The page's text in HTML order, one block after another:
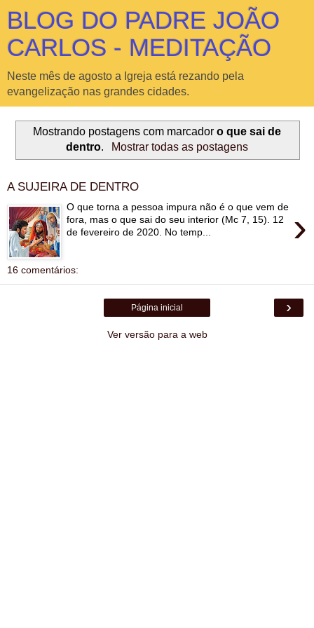
BLOG DO PADRE JOÃO
CARLOS - MEDITAÇÃO
Neste mês de agosto a Igreja está rezando pela
evangelização nas grandes cidades.
Mostrando postagens com marcador o que sai de
dentro. Mostrar todas as postagens
A SUJEIRA DE DENTRO
›
O que torna a pessoa impura não é o que vem de
fora, mas o que sai do seu interior (Mc 7, 15). 12
de fevereiro de 2020. No temp...
16 comentários:
›
Página inicial
Ver versão para a web